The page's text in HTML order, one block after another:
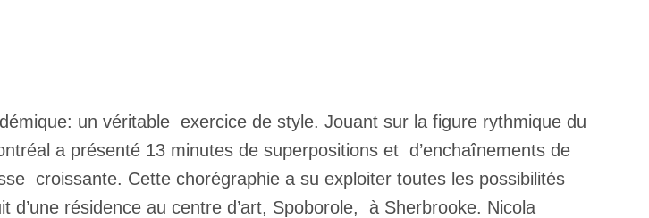
un véritable exercice de style. Jouant sur la figure rythmique du
a présenté 13 minutes de superpositions et d’enchaînements de
croissante. Cette chorégraphie a su exploiter toutes les possibilités
résidence au centre d’art, Spoborole, à Sherbrooke. Nicola